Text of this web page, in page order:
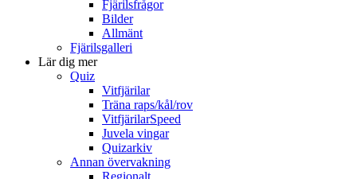
Fjärilsfrågor
Bilder
Allmänt
Fjärilsgalleri
Lär dig mer
Quiz
Vitfjärilar
Träna raps/kål/rov
VitfjärilarSpeed
Juvela vingar
Quizarkiv
Annan övervakning
Regionalt